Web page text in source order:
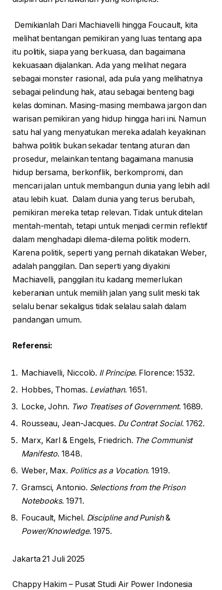
Demikianlah Dari Machiavelli hingga Foucault, kita
melihat bentangan pemikiran yang luas tentang apa
itu politik, siapa yang berkuasa, dan bagaimana
kekuasaan dijalankan. Ada yang melihat negara
sebagai monster rasional, ada pula yang melihatnya
sebagai pelindung hak, atau sebagai benteng bagi
kelas dominan. Masing-masing membawa jargon dan
warisan pemikiran yang hidup hingga hari ini. Namun
satu hal yang menyatukan mereka adalah keyakinan
bahwa politik bukan sekadar tentang aturan dan
prosedur, melainkan tentang bagaimana manusia
hidup bersama, berkonflik, berkompromi, dan
mencari jalan untuk membangun dunia yang lebih adil
atau lebih kuat. Dalam dunia yang terus berubah,
pemikiran mereka tetap relevan. Tidak untuk ditelan
mentah-mentah, tetapi untuk menjadi cermin reflektif
dalam menghadapi dilema-dilema politik modern.
Karena politik, seperti yang pernah dikatakan Weber,
adalah panggilan. Dan seperti yang diyakini
Machiavelli, panggilan itu kadang memerlukan
keberanian untuk memilih jalan yang sulit meski tak
selalu benar sekaligus tidak selalau salah dalam
pandangan umum.
Referensi:
Machiavelli, Niccolò. Il Principe. Florence: 1532.
Hobbes, Thomas. Leviathan. 1651.
Locke, John. Two Treatises of Government. 1689.
Rousseau, Jean-Jacques. Du Contrat Social. 1762.
Marx, Karl & Engels, Friedrich. The Communist
Manifesto. 1848.
Weber, Max. Politics as a Vocation. 1919.
Gramsci, Antonio. Selections from the Prison
Notebooks. 1971.
Foucault, Michel. Discipline and Punish&
Power/Knowledge. 1975.
Jakarta 21 Juli 2025
Chappy Hakim – Pusat Studi Air Power Indonesia